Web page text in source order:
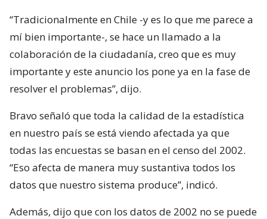
“Tradicionalmente en Chile -y es lo que me parece a
mí bien importante-, se hace un llamado a la
colaboración de la ciudadanía, creo que es muy
importante y este anuncio los pone ya en la fase de
resolver el problemas”, dijo.
Bravo señaló que toda la calidad de la estadística
en nuestro país se está viendo afectada ya que
todas las encuestas se basan en el censo del 2002.
“Eso afecta de manera muy sustantiva todos los
datos que nuestro sistema produce”, indicó.
Además, dijo que con los datos de 2002 no se puede